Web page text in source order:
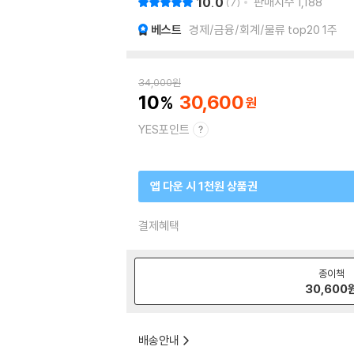
베스트 경제/금융/회계/물류 top20 1주
34,000원
10 30,600
YES포인트
앱 다운 시 1천원 상품권
결제혜택
종이책
30,600
배송안내